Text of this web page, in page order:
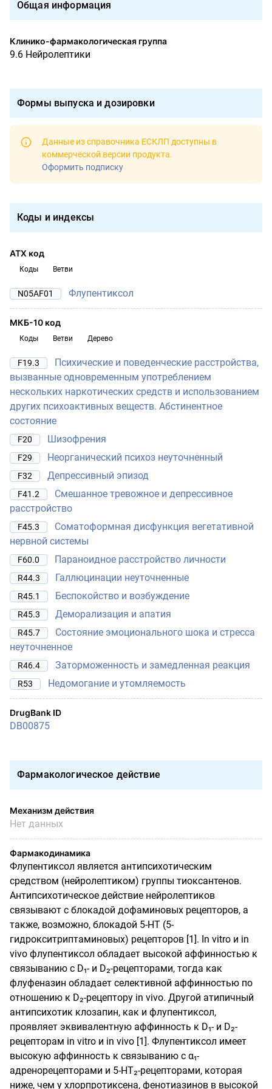
Общая информация
Клинико-фармакологическая группа
9.6 Нейролептики
Формы выпуска и дозировки
Данные из справочника ЕСКЛП доступны в
коммерческой версии продукта.
Оформить подписку
Коды и индексы
АТХ код
Коды Ветви
N05AF01 Флупентиксол
МКБ-10 код
Коды Ветви Дерево
F19.3
Психические и поведенческие расстройства,
вызванные одновременным употреблением
нескольких наркотических средств и использованием
других психоактивных веществ. Абстинентное
состояние
F20 Шизофрения
F29 Неорганический психоз неуточненный
F32 Депрессивный эпизод
F41.2
Смешанное тревожное и депрессивное
расстройство
F45.3
Соматоформная дисфункция вегетативной
нервной системы
F60.0 Параноидное расстройство личности
R44.3 Галлюцинации неуточненные
R45.1 Беспокойство и возбуждение
R45.3 Деморализация и апатия
R45.7
Состояние эмоционального шока и стресса
неуточненное
R46.4 Заторможенность и замедленная реакция
R53 Недомогание и утомляемость
DrugBank ID
DB00875
Фармакологическое действие
Механизм действия
Нет данных
Фармакодинамика
Флупентиксол является антипсихотическим
средством (нейролептиком) группы тиоксантенов.
Антипсихотическое действие нейролептиков
связывают с блокадой дофаминовых рецепторов, а
также, возможно, блокадой 5-НТ (5-
гидрокситриптаминовых) рецепторов [1]. In vitro и in
vivo флупентиксол обладает высокой аффинностью к
связыванию с D₁- и D₂-рецепторами, тогда как
флуфеназин обладает селективной аффинностью по
отношению к D₂-рецептору in vivo. Другой атипичный
антипсихотик клозапин, как и флупентиксол,
проявляет эквивалентную аффинность к D₁- и D₂-
рецепторам in vitro и in vivo [1]. Флупентиксол имеет
высокую аффинность к связыванию с α₁-
адренорецепторами и 5-НТ₂-рецепторами, которая
ниже, чем у хлорпротиксена, фенотиазинов в высокой